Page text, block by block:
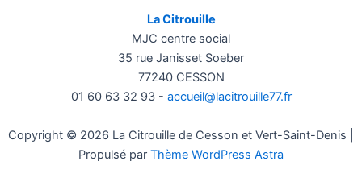
La Citrouille
MJC centre social
35 rue Janisset Soeber
77240 CESSON
01 60 63 32 93 - accueil@lacitrouille77.fr
Copyright © 2026 La Citrouille de Cesson et Vert-Saint-Denis |
Propulsé par Thème WordPress Astra